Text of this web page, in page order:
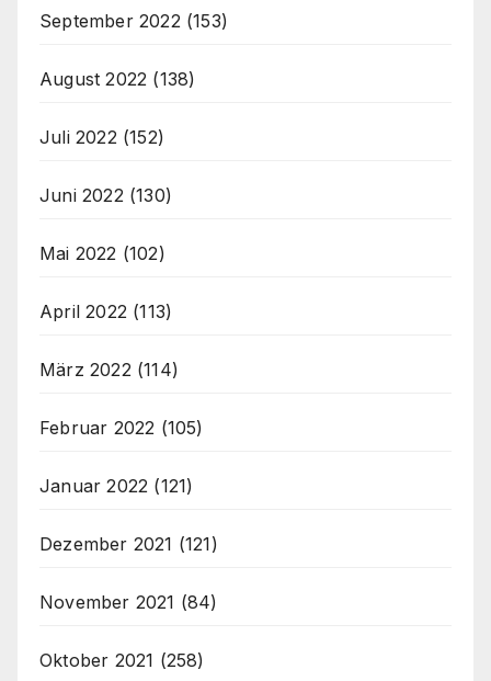
September 2022 (153)
August 2022 (138)
Juli 2022 (152)
Juni 2022 (130)
Mai 2022 (102)
April 2022 (113)
März 2022 (114)
Februar 2022 (105)
Januar 2022 (121)
Dezember 2021 (121)
November 2021 (84)
Oktober 2021 (258)